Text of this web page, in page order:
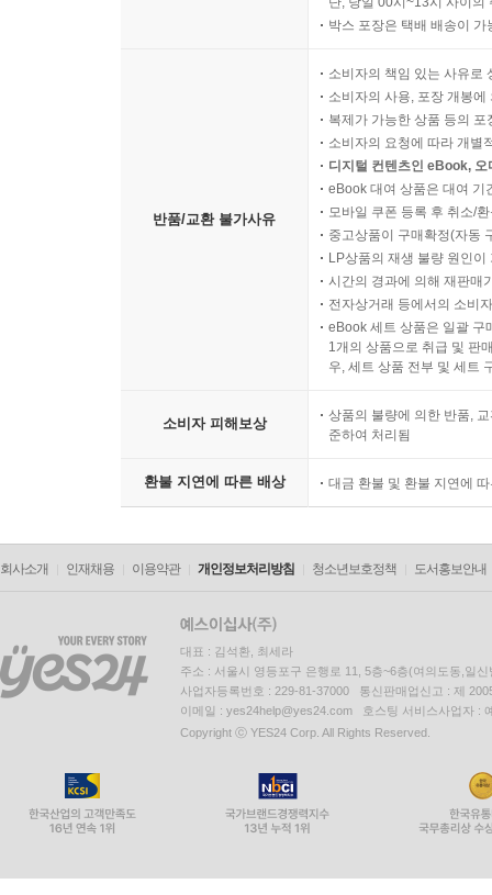
박스 포장은 택배 배송이
반품/교환 불가사유
소비자의 책임 있는 사유로
소비자의 사용, 포장 개봉
복제가 가능한 상품 등의
소비자의 요청에 따라 개별
디지털 컨텐츠인 eBook,
eBook 대여 상품은 대여 기
모바일 쿠폰 등록 후 취소/
중고상품이 구매확정(자동
LP상품의 재생 불량 원인
시간의 경과에 의해 재판매
전자상거래 등에서의 소비
eBook 세트 상품은 일괄 구
1개의 상품으로 취급 및 판
우, 세트 상품 전부 및 세트
소비자 피해보상
상품의 불량에 의한 반품,
준하여 처리됨
환불 지연에 따른 배상 대금 환불 및 환불 지연에
회사소개 인재채용 이용약관 개인정보처리방침 청소년보호정책 도서홍보안내
대표 : 김석환, 최세라
주소 : 서울시 영등포구 은행로 11, 5층~6층(여의도동,일신
사업자등록번호 : 229-81-37000 통신판매업신고 : 제
이메일 : yes24help@yes24.com 호스팅 서비스사업자 :
Copyright ⓒ YES24 Corp. All Rights Reserved.